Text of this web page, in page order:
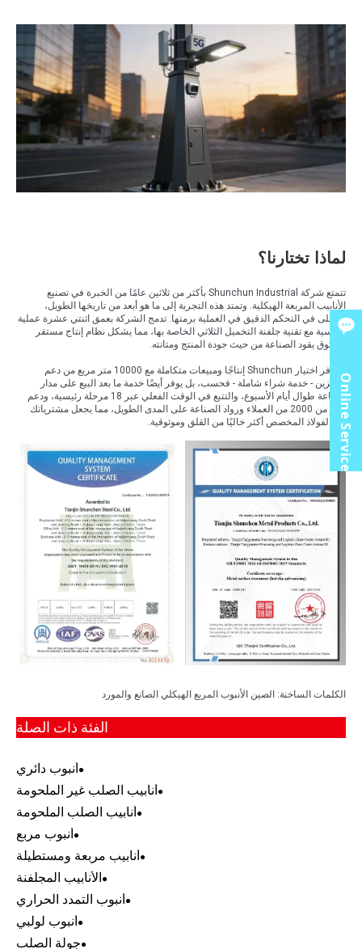
لماذا تختارنا؟
تتمتع شركة Shunchun Industrial بأكثر من ثلاثين عامًا من الخبرة في تصنيع
الأنابيب المربعة الهيكلية. وتمتد هذه التجربة إلى ما هو أبعد من تاريخها الطويل،
وتتجلى في التحكم الدقيق في العملية برمتها. تدمج الشركة بعمق اثنتي عشرة عملية
أساسية مع تقنية جلفنة التخميل الثلاثي الخاصة بها، مما يشكل نظام إنتاج مستقر
وموثوق يقود الصناعة من حيث جودة المنتج ومتانته.
لا يوفر اختيار Shunchun إنتاجًا ومبيعات متكاملة مع 10000 متر مربع من دعم
التخزين - خدمة شراء شاملة - فحسب، بل يوفر أيضًا خدمة ما بعد البيع على مدار
الساعة طوال أيام الأسبوع، والتتبع في الوقت الفعلي عبر 18 مرحلة رئيسية، ودعم
أكثر من 2000 من العملاء ورواد الصناعة على المدى الطويل، مما يجعل مشترياتك
من الفولاذ المخصص أكثر خاليًا من القلق وموثوقية.
الكلمات الساخنة: الصين الأنبوب المربع الهيكلي الصانع والمورد
الفئة ذات الصلة
أنبوب دائري
أنابيب الصلب غير الملحومة
أنابيب الصلب الملحومة
أنبوب مربع
أنابيب مربعة ومستطيلة
الأنابيب المجلفنة
أنبوب التمدد الحراري
أنبوب لولبي
جولة الصلب
Online Service